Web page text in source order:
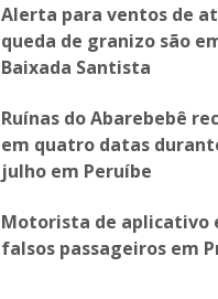
Alerta para ventos de
queda de granizo são
Baixada Santista
Ruínas do Abarebebê
em quatro datas
julho em Peruíbe
Motorista de aplicativo
falsos passageiros em